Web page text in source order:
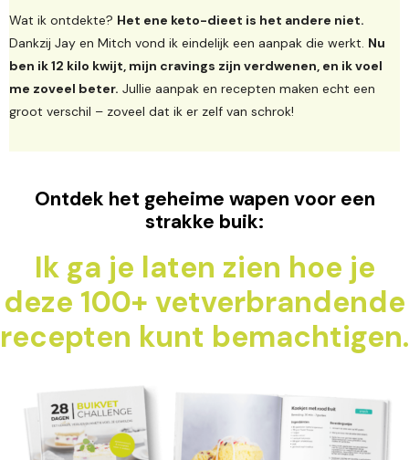
Wat ik ontdekte? Het ene keto-dieet is het andere niet.
Dankzij Jay en Mitch vond ik eindelijk een aanpak die werkt. Nu
ben ik 12 kilo kwijt, mijn cravings zijn verdwenen, en ik voel
me zoveel beter. Jullie aanpak en recepten maken echt een
groot verschil – zoveel dat ik er zelf van schrok!
Ontdek het geheime wapen voor een
strakke buik:
Ik ga je laten zien hoe je
deze 100+ vetverbrandende
recepten kunt bemachtigen.